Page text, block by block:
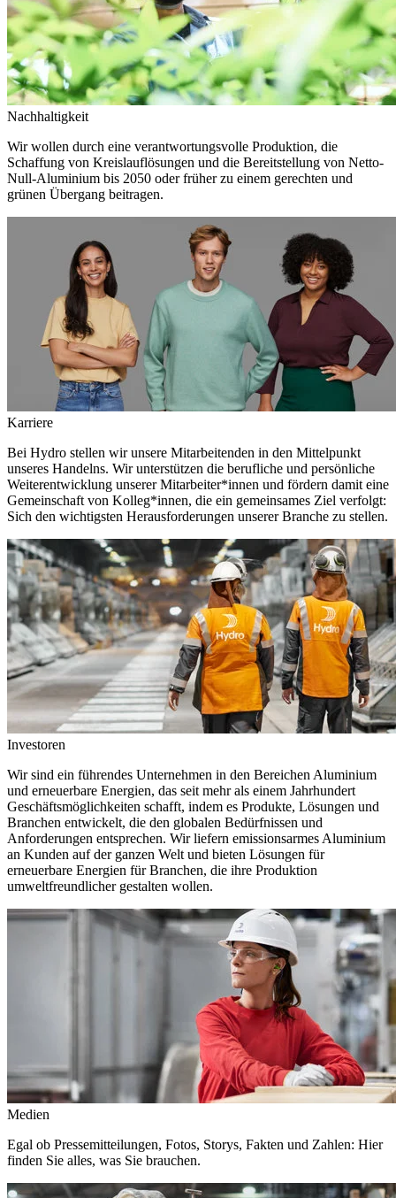
Nachhaltigkeit
Wir wollen durch eine verantwortungsvolle Produktion, die
Schaffung von Kreislauflösungen und die Bereitstellung von Netto-
Null-Aluminium bis 2050 oder früher zu einem gerechten und
grünen Übergang beitragen.
Karriere
Bei Hydro stellen wir unsere Mitarbeitenden in den Mittelpunkt
unseres Handelns. Wir unterstützen die berufliche und persönliche
Weiterentwicklung unserer Mitarbeiter*innen und fördern damit eine
Gemeinschaft von Kolleg*innen, die ein gemeinsames Ziel verfolgt:
Sich den wichtigsten Herausforderungen unserer Branche zu stellen.
Investoren
Wir sind ein führendes Unternehmen in den Bereichen Aluminium
und erneuerbare Energien, das seit mehr als einem Jahrhundert
Geschäftsmöglichkeiten schafft, indem es Produkte, Lösungen und
Branchen entwickelt, die den globalen Bedürfnissen und
Anforderungen entsprechen. Wir liefern emissionsarmes Aluminium
an Kunden auf der ganzen Welt und bieten Lösungen für
erneuerbare Energien für Branchen, die ihre Produktion
umweltfreundlicher gestalten wollen.
Medien
Egal ob Pressemitteilungen, Fotos, Storys, Fakten und Zahlen: Hier
finden Sie alles, was Sie brauchen.